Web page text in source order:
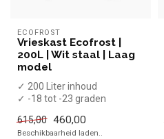
ECOFROST
Vrieskast Ecofrost |
200L | Wit staal | Laag
model
✓ 200 Liter inhoud
✓ -18 tot -23 graden
✓ Breedte 60 cm, diepte 63...
615,00 460,00
Beschikbaarheid laden..